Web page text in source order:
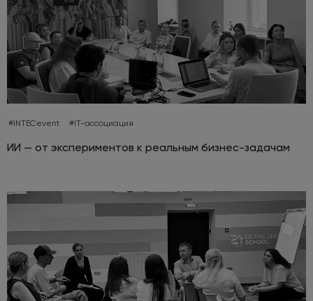
#INTECevent #IT-ассоциация
ИИ — от экспериментов к реальным бизнес-задачам